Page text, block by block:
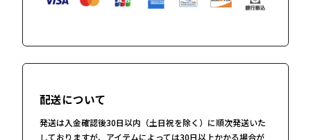
配送について
発送は入金確認後30日以内（土日祝を除く）に順次発送いた
しておりますが、アイテムによっては30日以上かかる場合が